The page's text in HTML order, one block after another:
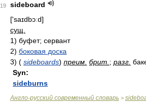
19
sideboard
['saɪdbɔːd]
сущ.
1) буфет; сервант
2) боковая доска
3) ( sideboards) преим. брит. ; разг.
Syn:
sideburns
Англо-русский современный словарь >